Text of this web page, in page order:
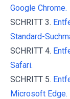
Google Chrome.
SCHRITT 3.
Standard-
SCHRITT 4.
Safari.
SCHRITT 5.
Microsoft Edge.